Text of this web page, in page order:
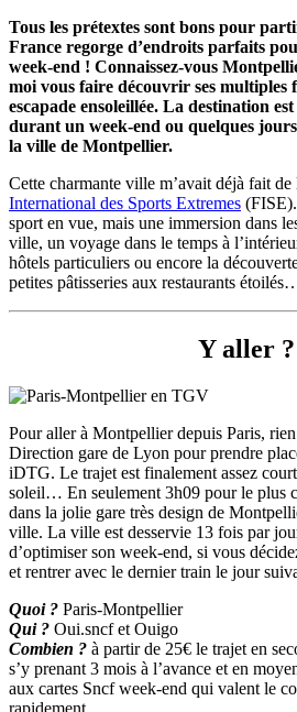
Tous les prétextes sont bons pour
France regorge d’endroits parfaits
week-end ! Connaissez-vous
moi vous faire découvrir ses multiples
escapade ensoleillée. La destination
durant un week-end ou quelques jours
la ville de Montpellier.
Cette charmante ville m’avait déjà fait
International des Sports Extremes
sport en vue, mais une immersion dans
ville, un voyage dans le temps à
hôtels particuliers ou encore la
petites pâtisseries aux restaurants
Y aller ?
Pour aller à Montpellier depuis Paris,
Direction gare de Lyon pour prendre
iDTG. Le trajet est finalement assez
soleil… En seulement 3h09 pour le plus
dans la jolie gare très design de
ville. La ville est desservie 13 fois par
d’optimiser son week-end, si vous
et rentrer avec le dernier train le jour
Quoi ? Paris-Montpellier
Qui ? Oui.sncf et Ouigo
Combien ? à partir de 25€ le trajet en
s’y prenant 3 mois à l’avance et en
aux cartes Sncf week-end qui valent le
rapidement.